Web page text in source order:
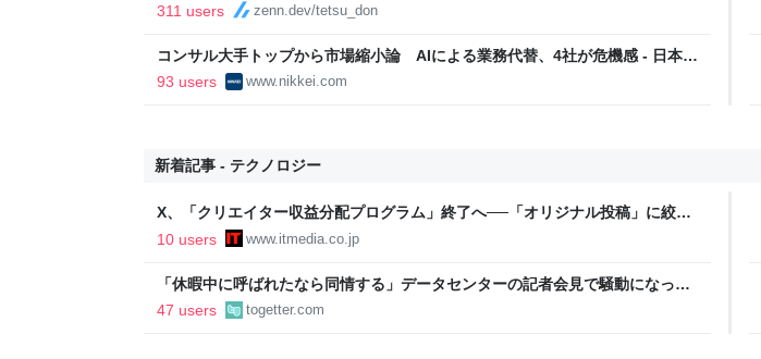
311 users
zenn.dev/tetsu_don
コンサル大手トップから市場縮小論 AIによる業務代替、4社が危機感 - 日本経
済新聞
93 users www.nikkei.com
新着記事 - テクノロジー
X、「クリエイター収益分配プログラム」終了へ──「オリジナル投稿」に絞っ
た新報酬制度に移行
10 users www.itmedia.co.jp
「休暇中に呼ばれたなら同情する」データセンターの記者会見で騒動になった
秋田県職員だが、前職で世話になった人から擁護の声「行政側として八面六臂
47 users togetter.com